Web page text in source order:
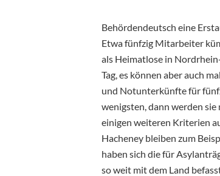
Behördendeutsch eine
Etwa fünfzig Mitarbeiter
als Heimatlose in
Tag, es können aber auch
und Notunterkünfte für
wenigsten, dann werden sie
einigen weiteren Kriterien
Hacheney bleiben zum
haben sich die für
so weit mit dem Land